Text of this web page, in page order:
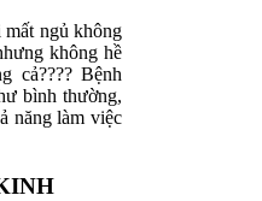
ngủ không
không hề
cả???? Bệnh
bình thường,
năng làm việc